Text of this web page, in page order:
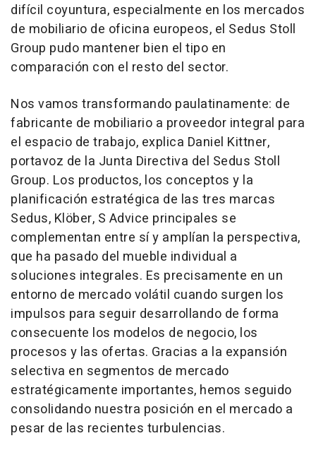
difícil coyuntura, especialmente en los mercados
de mobiliario de oficina europeos, el Sedus Stoll
Group pudo mantener bien el tipo en
comparación con el resto del sector.
Nos vamos transformando paulatinamente: de
fabricante de mobiliario a proveedor integral para
el espacio de trabajo, explica Daniel Kittner,
portavoz de la Junta Directiva del Sedus Stoll
Group. Los productos, los conceptos y la
planificación estratégica de las tres marcas
Sedus, Klöber, S Advice principales se
complementan entre sí y amplían la perspectiva,
que ha pasado del mueble individual a
soluciones integrales. Es precisamente en un
entorno de mercado volátil cuando surgen los
impulsos para seguir desarrollando de forma
consecuente los modelos de negocio, los
procesos y las ofertas. Gracias a la expansión
selectiva en segmentos de mercado
estratégicamente importantes, hemos seguido
consolidando nuestra posición en el mercado a
pesar de las recientes turbulencias.